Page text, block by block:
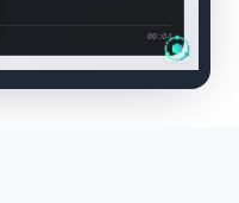
00:05